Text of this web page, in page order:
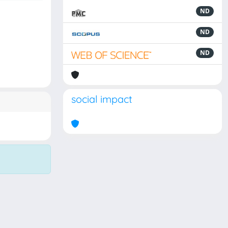
ND
ND
ND
social impact